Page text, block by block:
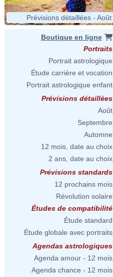
Prévisions détaillées - Août
Boutique en ligne
Portraits
Portrait astrologique
Étude carrière et vocation
Portrait astrologique enfant
Prévisions détaillées
Août
Septembre
Automne
12 mois, date au choix
2 ans, date au choix
Prévisions standards
12 prochains mois
Révolution solaire
Études de compatibilité
Étude standard
Étude globale avec portraits
Agendas astrologiques
Agenda amour - 12 mois
Agenda chance - 12 mois